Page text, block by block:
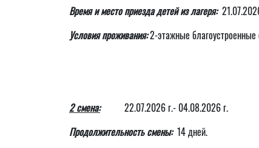
Время и место приезда детей из лагеря:
Условия проживания:2-этажные благоустроенные
2 смена:22.07.2026 г.- 04.08.2026 г.
Продолжительность смены:14 дней.